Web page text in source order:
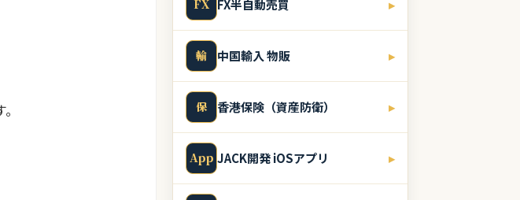
FX FX半自動売買 ▸
輸 中国輸入 物販 ▸
保 香港保険（資産防衛） ▸
App JACK開発 iOSアプリ ▸